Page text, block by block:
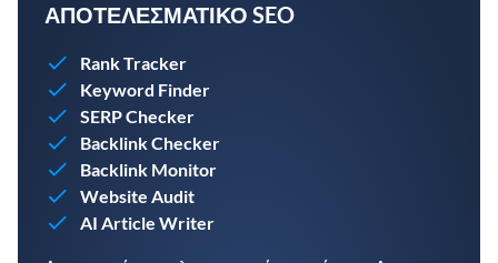
ΑΠΟΤΕΛΕΣΜΑΤΙΚΌ SEO
Rank Tracker
Keyword Finder
SERP Checker
Backlink Checker
Backlink Monitor
Website Audit
AI Article Writer